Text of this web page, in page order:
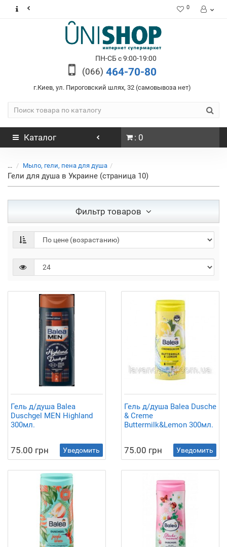
0
ПН-СБ с 9:00-19:00
(066) 464-70-80
г.Киев, ул. Пироговский шлях, 32 (самовывоза нет)
Каталог : 0
... Мыло, гели, пена для душа
Гели для душа в Украине (страница 10)
Фильтр товаров
Гель д/душа Balea
Duschgel MEN Highland
300мл.
75.00 грн Уведомить
Гель д/душа Balea Dusche
& Creme
Buttermilk&Lemon 300мл.
75.00 грн Уведомить